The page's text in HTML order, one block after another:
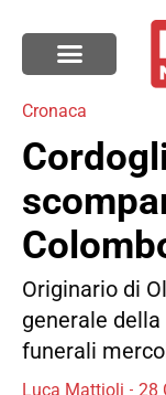
Cronaca
Originario di
generale
funerali
Luca Mattioli 28